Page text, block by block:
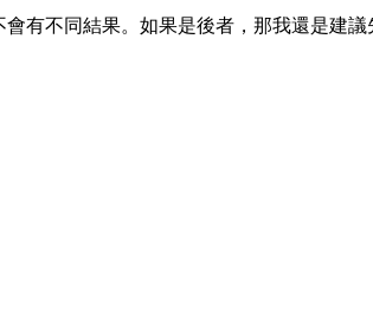
有不同結果。如果是後者，那我還是建